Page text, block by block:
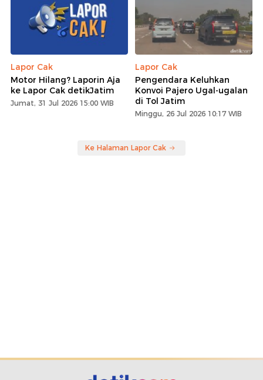
Lapor Cak
Motor Hilang? Laporin Aja
ke Lapor Cak detikJatim
Jumat, 31 Jul 2026 15:00 WIB
Lapor Cak
Pengendara Keluhkan
Konvoi Pajero Ugal-ugalan
di Tol Jatim
Minggu, 26 Jul 2026 10:17 WIB
Ke Halaman Lapor Cak